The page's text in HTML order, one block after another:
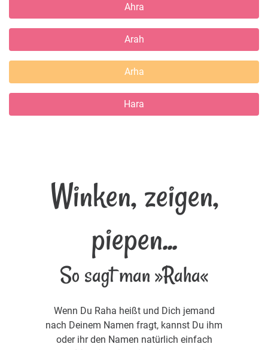
Ahra
Arah
Arha
Hara
Winken, zeigen,
piepen...
So sagt man »Raha«
Wenn Du Raha heißt und Dich jemand
nach Deinem Namen fragt, kannst Du ihm
oder ihr den Namen natürlich einfach